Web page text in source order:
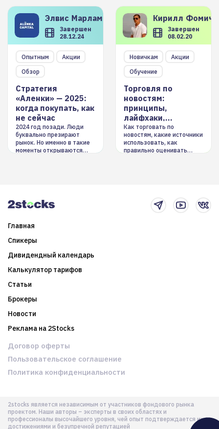
Элвис Марламов
Завершен
28.12.24
Опытным
Акции
Обзор
Стратегия
«Аленки» — 2025:
когда покупать, как
не сейчас
2024 год позади. Люди
буквально презирают
рынок. Но именно в такие
моменты открываются
Кирилл
Завершен
08.02.20
Новичкам
Акции
Обучение
Торговля по
новостям:
принципы,
лайфхаки,
инструменты
Как торговать по
новостям, какие источники
использовать, как
правильно оценивать
Главная
Спикеры
Дивидендный календарь
Калькулятор тарифов
Статьи
Брокеры
Новости
Реклама на 2Stocks
2stocks является независимым от участников фондового рынка
проектом. Наши авторы – эксперты в своих областях и
профессионалы высочайшего уровня, чей опыт подтверждается их
достижениями и безупречной репутацией
Договор оферты
Пользовательское соглашение
Политика конфиденциальности